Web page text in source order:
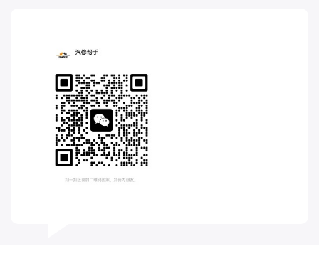
长安-跨越
D
DS
DS
DS-进口
东南